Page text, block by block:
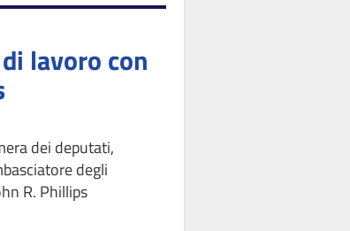
lavoro con
dei deputati,
degli
R. Phillips